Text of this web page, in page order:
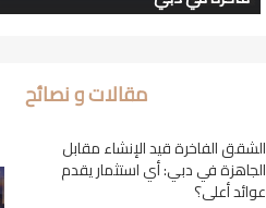
مقالات و نصائح
الشقق الفاخرة قيد الإنشاء مقابل
الجاهزة في دبي: أي استثمار يقدم
عوائد أعلى؟